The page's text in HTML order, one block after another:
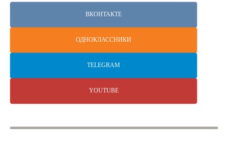
ВКОНТАКТЕ
ОДНОКЛАССНИКИ
TELEGRAM
YOUTUBE